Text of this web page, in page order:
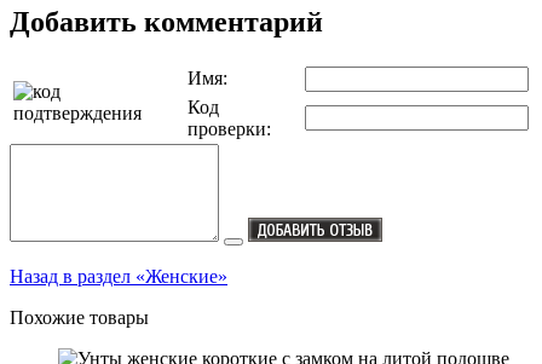
Добавить комментарий
Имя:
Код
проверки:
Назад в раздел «Женские»
Похожие товары